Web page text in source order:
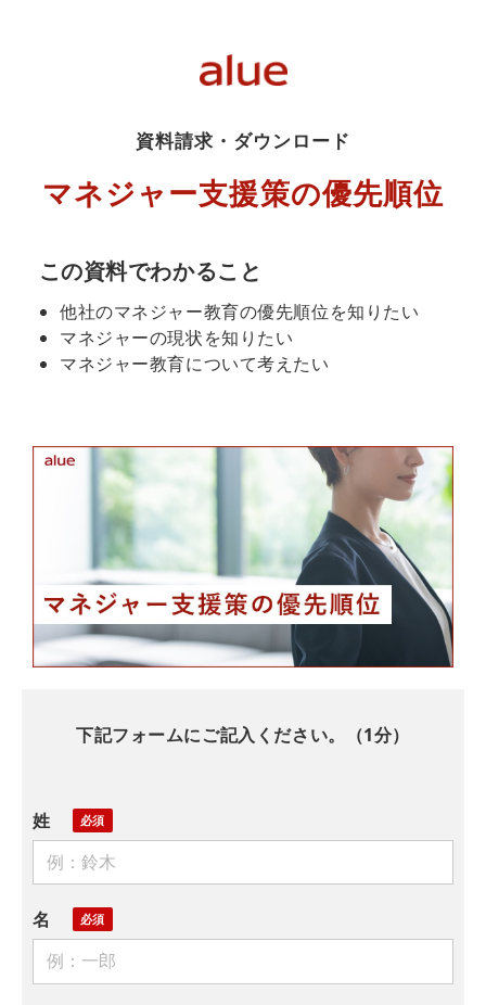
資料請求・ダウンロード
マネジャー支援策の優先順位
この資料でわかること
他社のマネジャー教育の優先順位を知りたい
マネジャーの現状を知りたい
マネジャー教育について考えたい
下記フォームにご記入ください。（1分）
姓
名